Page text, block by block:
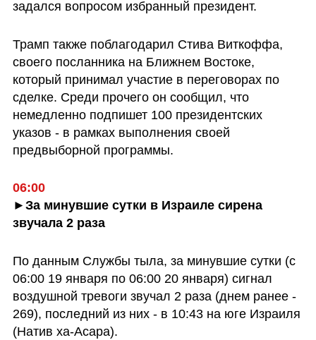
задался вопросом избранный президент.
Трамп также поблагодарил Стива Виткоффа,
своего посланника на Ближнем Востоке,
который принимал участие в переговорах по
сделке. Среди прочего он сообщил, что
немедленно подпишет 100 президентских
указов - в рамках выполнения своей
предвыборной программы.
06:00
►За минувшие сутки в Израиле сирена
звучала 2 раза
По данным Службы тыла, за минувшие сутки (с
06:00 19 января по 06:00 20 января) сигнал
воздушной тревоги звучал 2 раза (днем ранее -
269), последний из них - в 10:43 на юге Израиля
(Натив ха-Асара).